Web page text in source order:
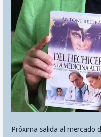
Próxima salida al mercado